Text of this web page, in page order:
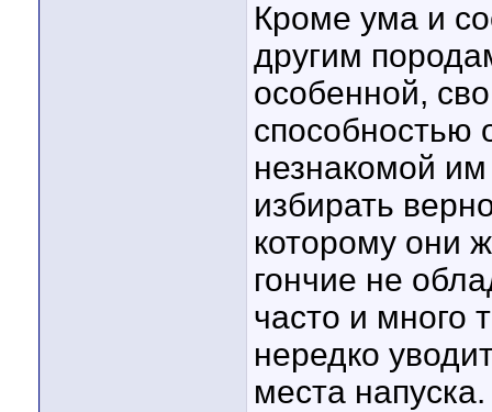
Кроме ума и
другим
особенной,
способностью
незнакомой
избирать
которому они
гончие не
часто и много
нередко
места напуска.